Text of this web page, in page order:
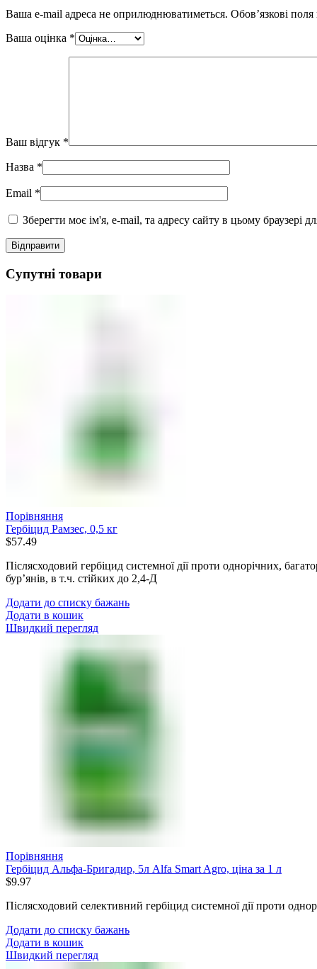
Ваша e-mail адреса не оприлюднюватиметься. Обов’язкові
Ваша оцінка *
Ваш відгук *
Назва *
Email *
Зберегти моє ім'я, e-mail, та адресу сайту в цьому браузері
Супутні товари
Порівняння
Гербіцид Рамзес, 0,5 кг
$57.49
Післясходовий гербіцид системної дії проти однорічних,
бур’янів, в т.ч. стійких до 2,4-Д
Додати до списку бажань
Додати в кошик
Швидкий перегляд
Порівняння
Гербіцид Альфа-Бригадир, 5л Alfa Smart Agro, ціна за 1 л
$9.97
Післясходовий селективний гербіцид системної дії проти
Додати до списку бажань
Додати в кошик
Швидкий перегляд